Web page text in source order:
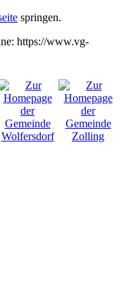
springen.
https://www.vg-